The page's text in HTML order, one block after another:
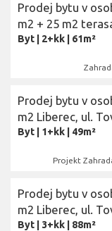
Prodej bytu v
m2 + 25 m2
Byt 2+kk 61m²
Prodej bytu v
m2 Liberec, ul.
Byt 1+kk 49m²
Projekt
Prodej bytu v
m2 Liberec, ul.
Byt 3+kk 88m²